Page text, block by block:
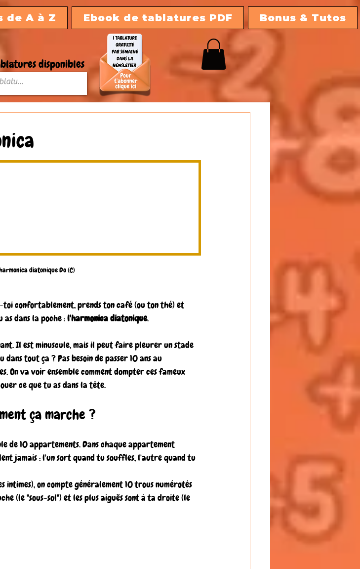
de A à Z Ebook de tablatures PDF Bonus & Tutos
disponibles
diatonique Do (C)
confortablement, prends ton café (ou ton thé) et
dans la poche : l'harmonica diatonique.
Il est minuscule, mais il peut faire pleurer un stade
tout ça ? Pas besoin de passer 10 ans au
On va voir ensemble comment dompter ces fameux
ce que tu as dans la tête.
ça marche ?
de 10 appartements. Dans chaque appartement
jamais : l'un sort quand tu souffles, l'autre quand tu
intimes), on compte généralement 10 trous numérotés
(le "sous-sol") et les plus aiguës sont à ta droite (le